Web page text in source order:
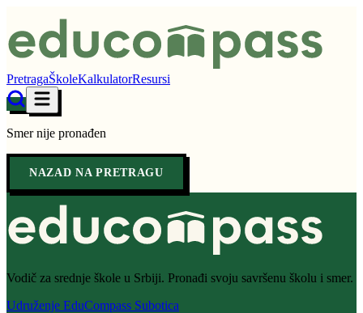
PretragaŠkoleKalkulatorResursi
Smer nije pronađen
NAZAD NA PRETRAGU
Vodič za srednje škole u Srbiji. Pronađi svoju savršenu školu i smer.
Udruženje EduCompass Subotica